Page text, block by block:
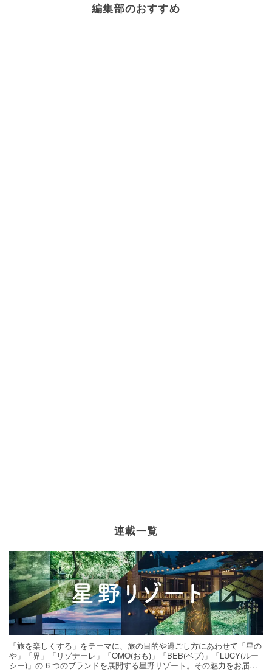
編集部のおすすめ
連載一覧
「旅を楽しくする」をテーマに、旅の目的や過ごし方にあわせて「星の
や」「界」「リゾナーレ」「OMO(おも)」「BEB(ベブ)」「LUCY(ルー
シー)」の 6 つのブランドを展開する星野リゾート。その魅力をお届け